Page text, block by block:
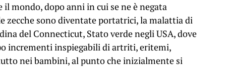
il mondo, dopo anni in cui se ne è negata
zecche sono diventate portatrici, la malattia di
del Connecticut, Stato verde negli USA, dove
incrementi inspiegabili di artriti, eritemi,
nei bambini, al punto che inizialmente si